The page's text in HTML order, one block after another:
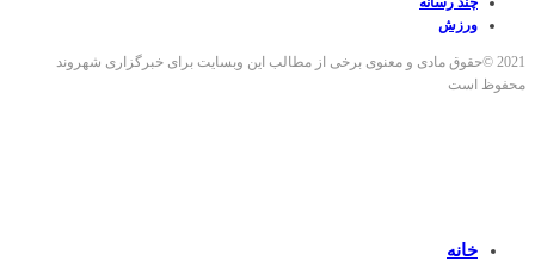
ورزش
2021 ©حقوق مادی و معنوی برخی از مطالب این وبسایت برای خبرگزاری شهروند
محفوظ است
خانه